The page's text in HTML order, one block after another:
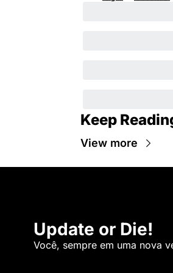
Keep
View more
Update or Die!
Você, sempre em uma nova